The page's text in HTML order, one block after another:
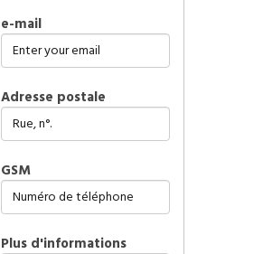
e-mail
Adresse postale
GSM
plus d'informations